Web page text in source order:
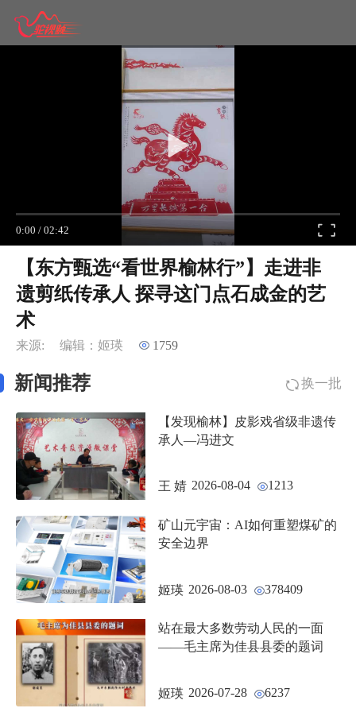
0:00 / 02:42
【东方甄选“看世界榆林行”】走进非
遗剪纸传承人 探寻这门点石成金的艺
术
来源: 编辑：姬瑛 1759
新闻推荐 换一批
【发现榆林】皮影戏省级非遗传
承人—冯进文
王 婧 2026-08-04 1213
矿山元宇宙：AI如何重塑煤矿的
安全边界
姬瑛 2026-08-03 378409
站在最大多数劳动人民的一面
——毛主席为佳县县委的题词
姬瑛 2026-07-28 6237